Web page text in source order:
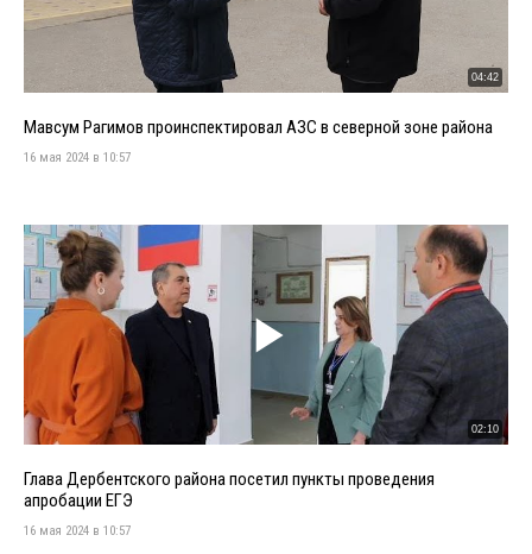
04:42
Мавсум Рагимов проинспектировал АЗС в северной зоне района
16 мая 2024 в 10:57
02:10
Глава Дербентского района посетил пункты проведения
апробации ЕГЭ
16 мая 2024 в 10:57